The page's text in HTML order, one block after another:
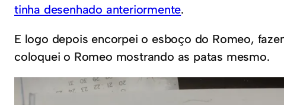
tinha desenhado anteriormente.
E logo depois encorpei o esboço do Romeo,
coloquei o Romeo mostrando as patas mesmo.